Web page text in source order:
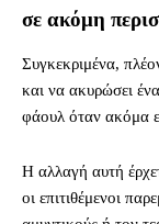
σε ακόμη
Συγκεκριμένα,
και να ακυρώσει ένα
φάουλ όταν ακόμα
Η αλλαγή αυτή
οι επιτιθέμενοι